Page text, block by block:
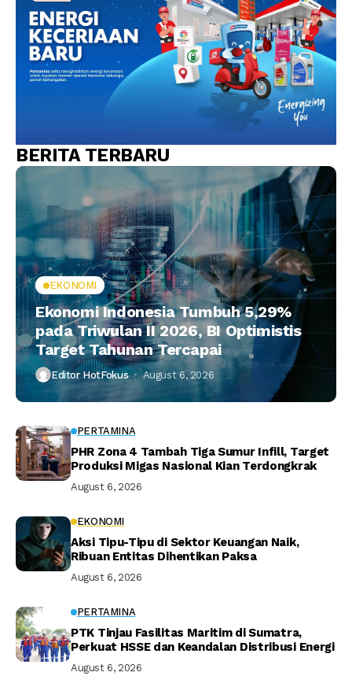
BERITA TERBARU
EKONOMI
Ekonomi Indonesia Tumbuh 5,29%
pada Triwulan II 2026, BI Optimistis
Target Tahunan Tercapai
Editor HotFokus August 6, 2026
PERTAMINA
PHR Zona 4 Tambah Tiga Sumur Infill, Target
Produksi Migas Nasional Kian Terdongkrak
August 6, 2026
EKONOMI
Aksi Tipu-Tipu di Sektor Keuangan Naik,
Ribuan Entitas Dihentikan Paksa
August 6, 2026
PERTAMINA
PTK Tinjau Fasilitas Maritim di Sumatra,
Perkuat HSSE dan Keandalan Distribusi Energi
August 6, 2026